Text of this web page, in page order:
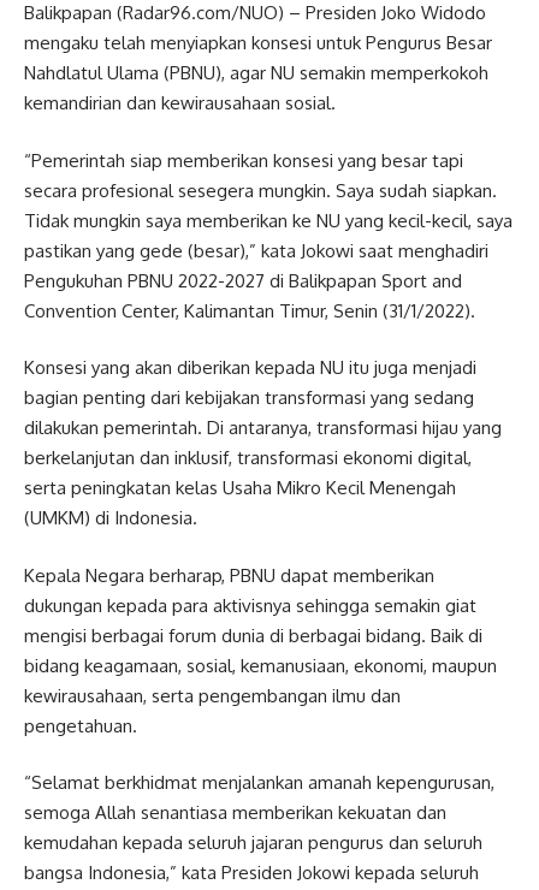
Balikpapan (Radar96.com/NUO) – Presiden Joko Widodo
mengaku telah menyiapkan konsesi untuk Pengurus Besar
Nahdlatul Ulama (PBNU), agar NU semakin memperkokoh
kemandirian dan kewirausahaan sosial.
“Pemerintah siap memberikan konsesi yang besar tapi
secara profesional sesegera mungkin. Saya sudah siapkan.
Tidak mungkin saya memberikan ke NU yang kecil-kecil, saya
pastikan yang gede (besar),” kata Jokowi saat menghadiri
Pengukuhan PBNU 2022-2027 di Balikpapan Sport and
Convention Center, Kalimantan Timur, Senin (31/1/2022).
Konsesi yang akan diberikan kepada NU itu juga menjadi
bagian penting dari kebijakan transformasi yang sedang
dilakukan pemerintah. Di antaranya, transformasi hijau yang
berkelanjutan dan inklusif, transformasi ekonomi digital,
serta peningkatan kelas Usaha Mikro Kecil Menengah
(UMKM) di Indonesia.
Kepala Negara berharap, PBNU dapat memberikan
dukungan kepada para aktivisnya sehingga semakin giat
mengisi berbagai forum dunia di berbagai bidang. Baik di
bidang keagamaan, sosial, kemanusiaan, ekonomi, maupun
kewirausahaan, serta pengembangan ilmu dan
pengetahuan.
“Selamat berkhidmat menjalankan amanah kepengurusan,
semoga Allah senantiasa memberikan kekuatan dan
kemudahan kepada seluruh jajaran pengurus dan seluruh
bangsa Indonesia,” kata Presiden Jokowi kepada seluruh